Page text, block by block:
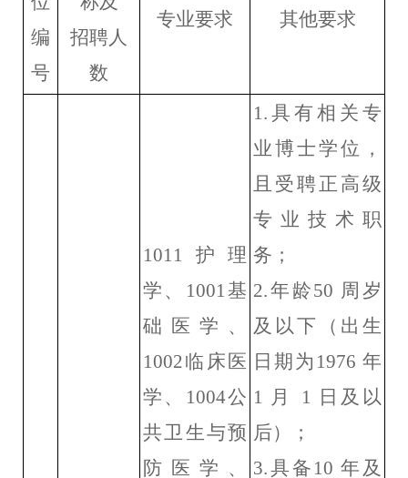
编
号
招聘人
数
专业要求 其他要求
1011 护理
学、 1001 基
础医学、
1002临床医
学、 1004公
共卫生与预
防医学、
1. 具有相关专
业博士学位，
且受聘正高级
专业技术职
务；
2.年龄50 周岁
及 以下（出生
日期为 1976 年
1 月 1 日及以
后）；
3.具备 10年及